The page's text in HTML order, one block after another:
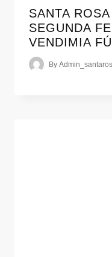
SANTA
SEGUNDA
VENDIMIA
By